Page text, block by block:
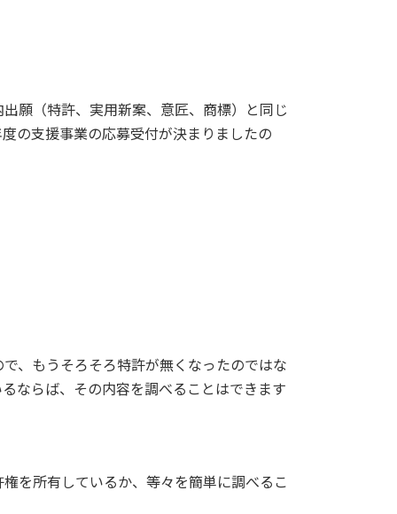
願（特許、実用新案、意匠、商標）と同じ
の支援事業の応募受付が決まりましたの
、もうそろそろ特許が無くなったのではな
ならば、その内容を調べることはできます
を所有しているか、等々を簡単に調べるこ